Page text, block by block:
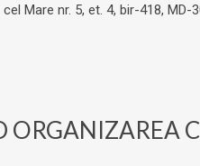
Mare nr. 5, et. 4, bir-418,